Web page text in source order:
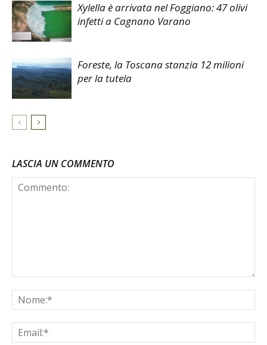
Xylella è arrivata nel Foggiano: 47 olivi
infetti a Cagnano Varano
Foreste, la Toscana stanzia 12 milioni
per la tutela
LASCIA UN COMMENTO